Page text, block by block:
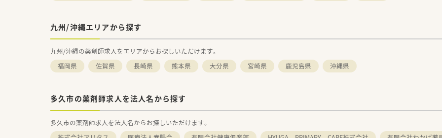
九州/沖縄エリアから探す
九州/沖縄の薬剤師求人をエリアからお探しいただけます。
福岡県
佐賀県 長崎県 熊本県 大分県 宮崎県 鹿児島県 沖縄県
多久市の薬剤師求人を法人名から探す
多久市の薬剤師求人を法人名からお探しいただけます。